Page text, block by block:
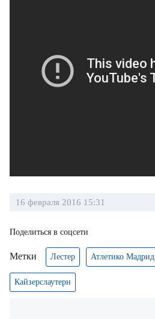
16 февраля 2016 15:31
Поделиться в соцсети
Метки Лестер Атлетико Мадрид
Кайзерслаутерн